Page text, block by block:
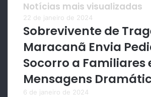
Notícias mais visualizadas
22 de janeiro de 2024
Sobrevivente de
Maracanã Envia
Socorro a Familiares
Mensagens
6 de janeiro de 2024